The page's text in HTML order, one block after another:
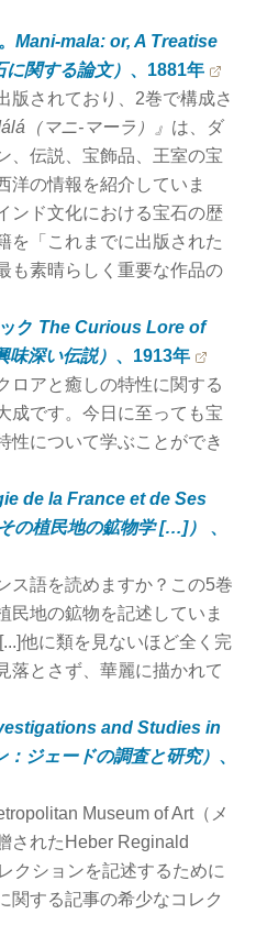
Mani-mala: or, A Treatise
関する論文） 、1881年
版されており、2巻で構成さ
（マニ-マーラ）』 は、ダ
、伝説、宝飾品、王室の宝
洋の情報を紹介していま
ンド文化における宝石の歴
を「これまでに出版された
も素晴らしく重要な作品の
ク The Curious Lore of
深い伝説） 、1913年
ロアと癒しの特性に関する
成です。今日に至っても宝
性について学ぶことができ
de la France et de Ses
の植民地の鉱物学 […]） 、
ス語を読めますか？この5巻
民地の鉱物を記述していま
他に類を見ないほど全く完
落とさず、華麗に描かれて
and Studies in
ジェードの調査と研究） 、
Museum of Art（メ
されたHeber Reginald
クションを記述するために
関する記事の希少なコレク